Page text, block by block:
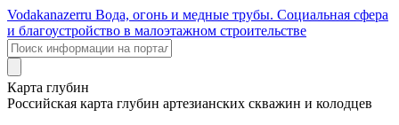
Vodakanazerru Вода, огонь и медные трубы. Социальная сфера
и благоустройство в малоэтажном строительстве
Карта глубин
Российская карта глубин артезианских скважин и колодцев